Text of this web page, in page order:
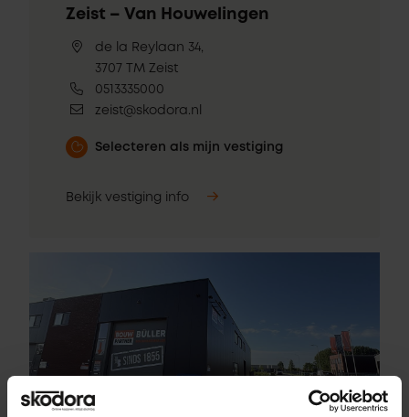
Zeist – Van Houwelingen
de la Reylaan 34,
3707 TM Zeist
0513335000
zeist@skodora.nl
Selecteren als mijn vestiging
Bekijk vestiging info